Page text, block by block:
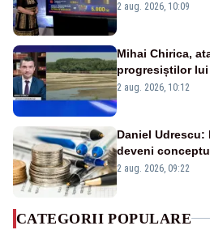
pierdute de
2 aug. 2026, 10:09
Mihai Chirica,
progresiștilor
protejăm și
2 aug. 2026, 10:12
Daniel Udrescu:
deveni
viitoare?
2 aug. 2026, 09:22
CATEGORII POPULARE